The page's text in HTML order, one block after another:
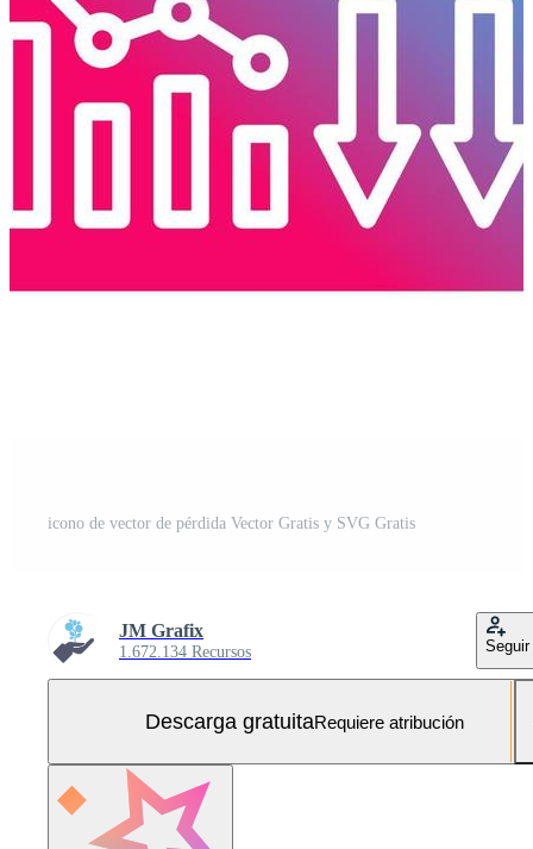
icono de vector de pérdida Vector Gratis y SVG Gratis
JM Grafix
1.672.134 Recursos Seguir
Descarga gratuitaRequiere atribución